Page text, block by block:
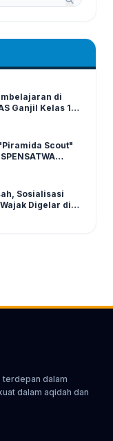
di
Ganjil Kelas 1-6
Scout"
Sosialisasi
Digelar di
terdepan dalam
dalam aqidah dan